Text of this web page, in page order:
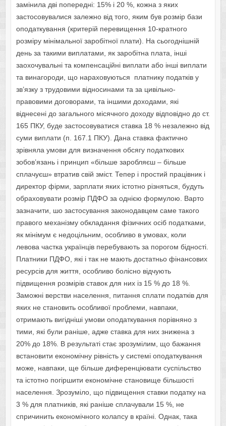
замінила дві попередні: 15% і 20 %, кожна з яких
застосовувалися залежно від того, яким був розмір бази
оподаткування (критерій перевищення 10-кратного
розміру мінімальної заробітної плати). На сьогоднішній
день за такими виплатами, як заробітна плата, інші
заохочувальні та компенсаційні виплати або інші виплати
та винагороди, що нараховуються платнику податків у
зв’язку з трудовими відносинами та за цивільно-
правовими договорами, та іншими доходами, які
віднесені до загального місячного доходу відповідно до ст.
165 ПКУ, буде застосовуватися ставка 18 % незалежно від
суми виплати (п. 167.1 ПКУ). Дана ставка фактично
зрівняла умови для визначення обсягу податкових
зобов’язань і принцип «більше заробляєш – більше
сплачуєш» втратив свій зміст. Тепер і простий працівник і
директор фірми, зарплати яких істотно різняться, будуть
обраховувати розмір ПДФО за однією формулою. Варто
зазначити, шо застосування законодавцем саме такого
правого механізму обкладання фізичних осіб податками,
як мінімум є недоцільним, особливо в умовах, коли
левова частка українців перебувають за порогом бідності.
Платники ПДФО, які і так не мають достатньо фінансових
ресурсів для життя, особливо болісно відчують
підвищення розмірів ставок для них із 15 % до 18 %.
Заможні верстви населення, питання сплати податків для
яких не становить особливої проблеми, навпаки,
отримають вигідніші умови оподаткування порівняно з
тими, які були раніше, адже ставка для них знижена з
20% до 18%. В результаті стає зрозумілим, що бажання
встановити економічну рівність у системі оподаткування
може, навпаки, ще більше диференціювати суспільство
та істотно погіршити економічне становище більшості
населення. Зрозуміло, що підвищення ставки податку на
3 % для платників, які раніше сплачували 15 %, не
спричинить економічного колапсу в країні. Однак, така